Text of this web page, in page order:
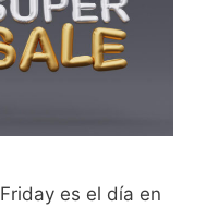
es el día en